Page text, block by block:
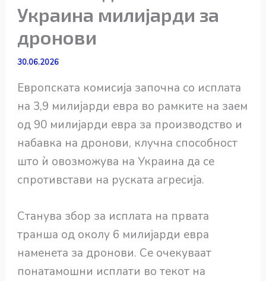
Украина милијарди за
дронови
30.06.2026
Европската комисија започна со исплата
на 3,9 милијарди евра во рамките на заем
од 90 милијарди евра за производство и
набавка на дронови, клучна способност
што ѝ овозможува на Украина да се
спротивстави на руската агресија.
Станува збор за исплата на првата
транша од околу 6 милијарди евра
наменета за дронови. Се очекуваат
понатамошни исплати во текот на